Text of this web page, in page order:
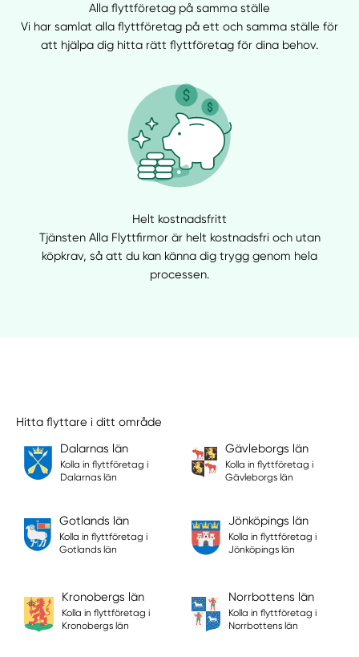
Alla flyttföretag på samma ställe
Vi har samlat alla flyttföretag på ett och samma ställe för
att hjälpa dig hitta rätt flyttföretag för dina behov.
Helt kostnadsfritt
Tjänsten Alla Flyttfirmor är helt kostnadsfri och utan
köpkrav, så att du kan känna dig trygg genom hela
processen.
Hitta flyttare i ditt område
Dalarnas län
Kolla in flyttföretag i
Dalarnas län
Gävleborgs län
Kolla in flyttföretag i
Gävleborgs län
Gotlands län
Kolla in flyttföretag i
Gotlands län
Jönköpings län
Kolla in flyttföretag i
Jönköpings län
Kronobergs län
Kolla in flyttföretag i
Kronobergs län
Norrbottens län
Kolla in flyttföretag i
Norrbottens län